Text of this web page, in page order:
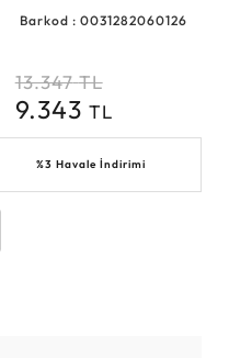
Barkod : 0031282060126
13.347 TL
9.343 TL
%3 Havale İndirimi